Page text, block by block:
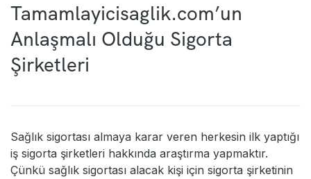
Tamamlayicisaglik.com’un
Anlaşmalı Olduğu Sigorta
Şirketleri
Sağlık sigortası almaya karar veren herkesin ilk yaptığı
iş sigorta şirketleri hakkında araştırma yapmaktır.
Çünkü sağlık sigortası alacak kişi için sigorta şirketinin